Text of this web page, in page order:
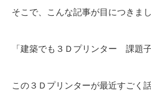
そこで、こんな記事が目につきまし
「建築でも３Ｄプリンター 課題
この３Ｄプリンターが最近すごく